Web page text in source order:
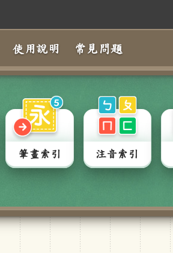
使用說明 常見問題
筆畫索引 注音索引